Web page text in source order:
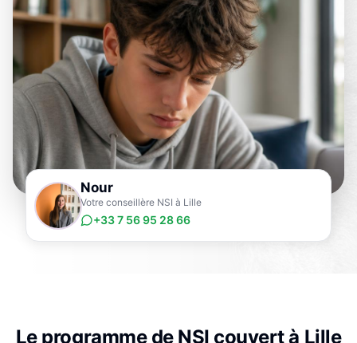
Nour
Votre conseillère NSI à Lille
+33 7 56 95 28 66
Le programme de NSI couvert à Lille